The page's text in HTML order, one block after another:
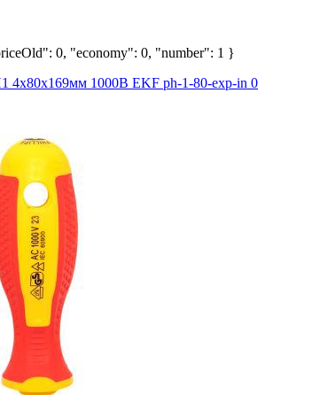
0, "economy": 0, "number": 1 }